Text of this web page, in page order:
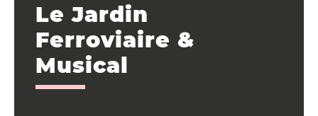
Le Jardin
Ferroviaire &
Musical